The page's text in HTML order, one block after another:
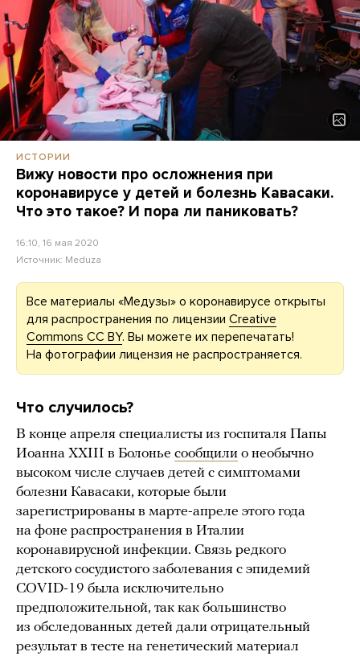
ИСТОРИИ
Вижу новости про осложнения при
коронавирусе у детей и болезнь Кавасаки.
Что это такое? И пора ли паниковать?
16:10, 16 мая 2020
Источник: Meduza
Все материалы «Медузы» о коронавирусе открыты
для распространения по лицензии Creative
Commons CC BY. Вы можете их перепечатать!
На фотографии лицензия не распространяется.
Что случилось?
В конце апреля специалисты из госпиталя Папы
Иоанна XXIII в Болонье сообщили о необычно
высоком числе случаев детей с симптомами
болезни Кавасаки, которые были
зарегистрированы в марте-апреле этого года
на фоне распространения в Италии
коронавирусной инфекции. Связь редкого
детского сосудистого заболевания с эпидемий
COVID-19 была исключительно
предположительной, так как большинство
из обследованных детей дали отрицательный
результат в тесте на генетический материал